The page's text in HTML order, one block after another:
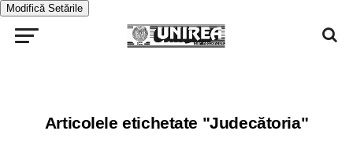
Modifică Setările
Articolele etichetate "Judecătoria"